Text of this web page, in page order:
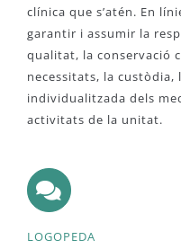
clínica que s’atén. En
garantir i assumir la
qualitat, la conservació
necessitats, la custòdia,
individualitzada dels
activitats de la unitat.
LOGOPEDA